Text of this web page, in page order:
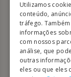
Utilizamos
conteúdo,
tráfego.
informações
com nossos
análise, que
outras
eles ou que eles